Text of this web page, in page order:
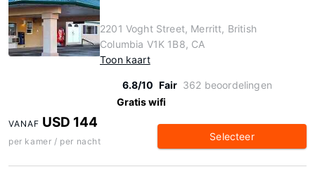
2201 Voght Street, Merritt, British
Columbia V1K 1B8, CA
Toon kaart
6.8/10 Fair 362 beoordelingen
Gratis wifi
VANAF USD 144
per kamer / per nacht Selecteer